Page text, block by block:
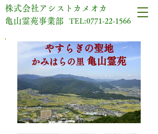
​株式会社アシストカメオカ
亀山霊苑事業部
TEL:0771-22-1566
やすらぎの聖地
かみはらの里亀山霊苑